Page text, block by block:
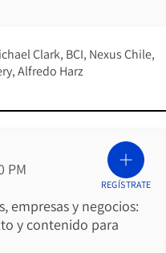
Clark BCI Nexus Chile
Alfredo Harz
PM
empresas y negocios:
y contenido para
REGÍSTRATE